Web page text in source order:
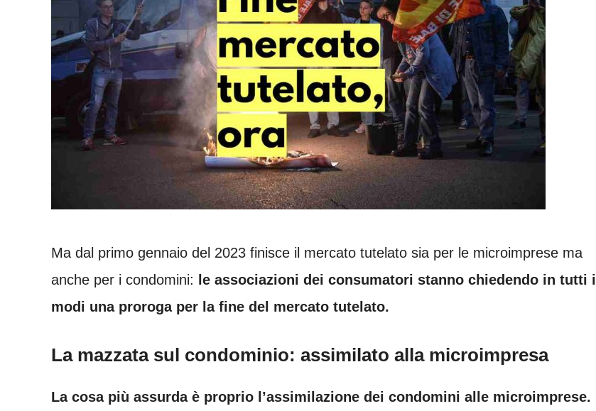
Ma dal primo gennaio del 2023 finisce il mercato tutelato sia per le microimprese ma
anche per i condomini: le associazioni dei consumatori stanno chiedendo in tutti i
modi una proroga per la fine del mercato tutelato.
La mazzata sul condominio: assimilato alla microimpresa
La cosa più assurda è proprio l’assimilazione dei condomini alle microimprese.